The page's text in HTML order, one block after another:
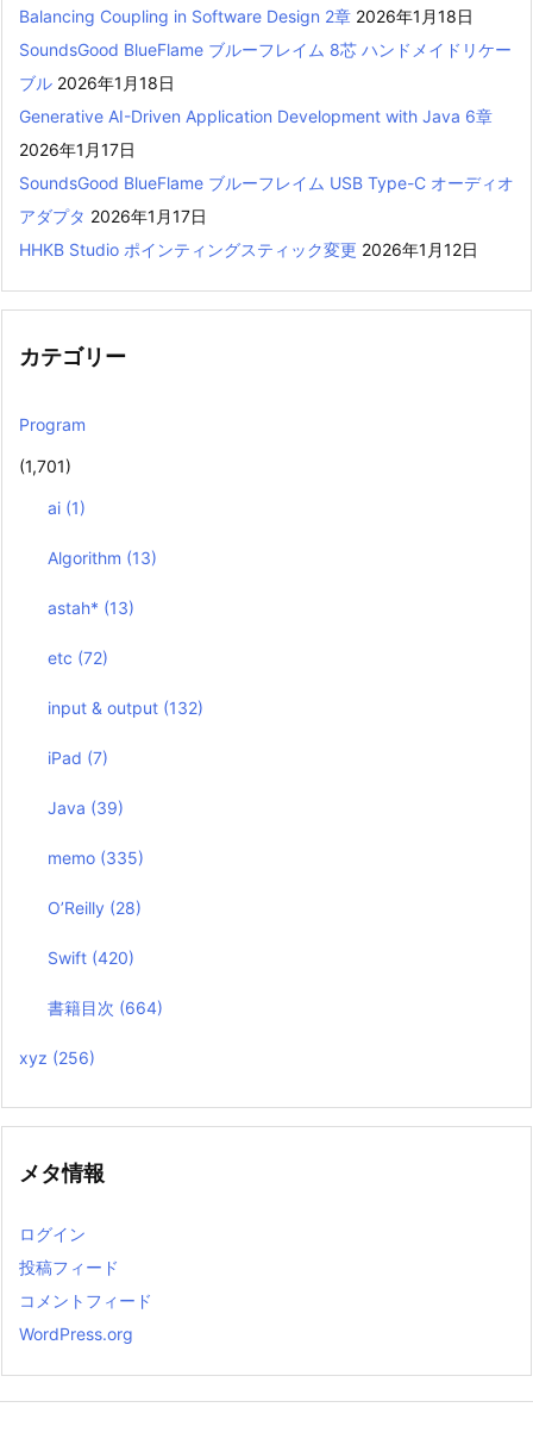
Balancing Coupling in Software Design 2章 2026年1月18日
SoundsGood BlueFlame ブルーフレイム 8芯 ハンドメイドリケー
ブル 2026年1月18日
Generative AI-Driven Application Development with Java 6章
2026年1月17日
SoundsGood BlueFlame ブルーフレイム USB Type-C オーディオ
アダプタ 2026年1月17日
HHKB Studio ポインティングスティック変更 2026年1月12日
カテゴリー
Program
(1,701)
ai (1)
Algorithm (13)
astah* (13)
etc (72)
input & output (132)
iPad (7)
Java (39)
memo (335)
O’Reilly (28)
Swift (420)
書籍目次 (664)
xyz (256)
メタ情報
ログイン
投稿フィード
コメントフィード
WordPress.org